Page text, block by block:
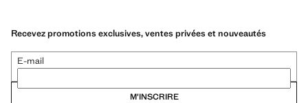
Recevez promotions exclusives, ventes privées et nouveautés
E-mail
M’INSCRIRE